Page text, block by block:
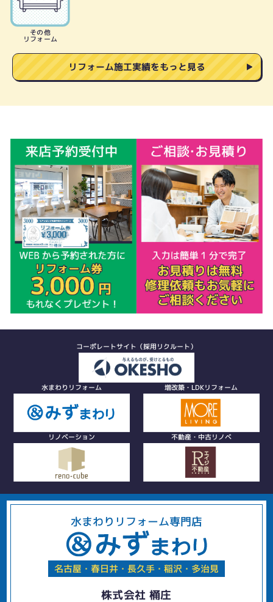
その他
リフォーム
リフォーム施工実績をもっと見る
コーポレートサイト（採用リクルート）
水まわりリフォーム 増改築・LDKリフォーム
リノベーション 不動産・中古リノベ
水まわりリフォーム専門店
名古屋・春日井・長久手・稲沢・多治見
株式会社 桶庄